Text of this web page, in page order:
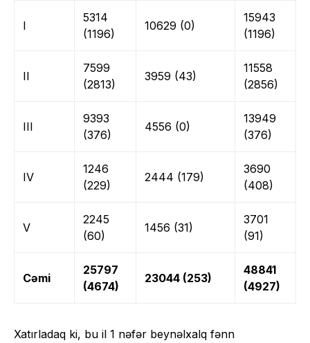
I
5314
(1196)
10629 (0)
15943
(1196)
II
7599
(2813)
3959 (43)
11558
(2856)
III
9393
(376)
4556 (0)
13949
(376)
IV
1246
(229)
2444 (179)
3690
(408)
V
2245
(60)
1456 (31)
3701
(91)
Cəmi
25797
(4674)
23044 (253)
48841
(4927)
Xatırladaq ki, bu il 1 nəfər beynəlxalq fənn